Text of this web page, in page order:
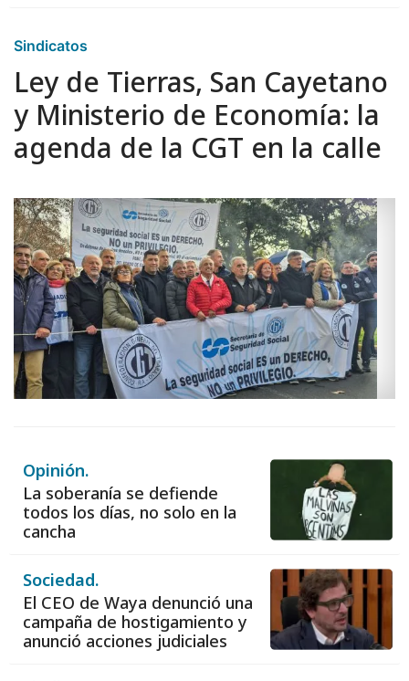
Sindicatos
Ley de Tierras, San Cayetano
y Ministerio de Economía: la
agenda de la CGT en la calle
Opinión.
La soberanía se defiende
todos los días, no solo en la
cancha
Sociedad.
El CEO de Waya denunció una
campaña de hostigamiento y
anunció acciones judiciales